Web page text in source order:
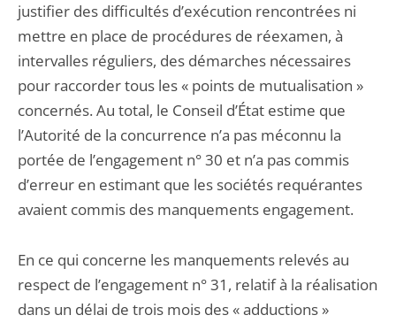
justifier des difficultés d’exécution rencontrées ni
mettre en place de procédures de réexamen, à
intervalles réguliers, des démarches nécessaires
pour raccorder tous les « points de mutualisation »
concernés. Au total, le Conseil d’État estime que
l’Autorité de la concurrence n’a pas méconnu la
portée de l’engagement n° 30 et n’a pas commis
d’erreur en estimant que les sociétés requérantes
avaient commis des manquements engagement.
En ce qui concerne les manquements relevés au
respect de l’engagement n° 31, relatif à la réalisation
dans un délai de trois mois des « adductions »